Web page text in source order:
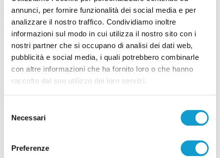
annunci, per fornire funzionalità dei social media e per
analizzare il nostro traffico. Condividiamo inoltre
informazioni sul modo in cui utilizza il nostro sito con i
nostri partner che si occupano di analisi dei dati web,
pubblicità e social media, i quali potrebbero combinarle
con altre informazioni che ha fornito loro o che hanno
raccolto dal suo utilizzo dei loro servizi.
delNecessari
Preferenze
Correlati